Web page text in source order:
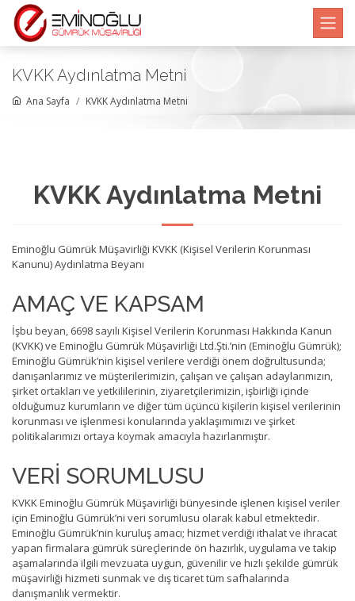
KVKK Aydınlatma Metni
Ana Sayfa KVKK Aydınlatma Metni
KVKK Aydınlatma Metni
Eminoğlu Gümrük Müşavirliği KVKK (Kişisel Verilerin Korunması
Kanunu) Aydınlatma Beyanı
AMAÇ VE KAPSAM
İşbu beyan, 6698 sayılı Kişisel Verilerin Korunması Hakkında Kanun
(KVKK) ve Eminoğlu Gümrük Müşavirliği Ltd.Şti.’nin (Eminoğlu Gümrük);
Eminoğlu Gümrük’nin kişisel verilere verdiği önem doğrultusunda;
danışanlarımız ve müşterilerimizin, çalışan ve çalışan adaylarımızın,
şirket ortakları ve yetkililerinin, ziyaretçilerimizin, işbirliği içinde
olduğumuz kurumların ve diğer tüm üçüncü kişilerin kişisel verilerinin
korunması ve işlenmesi konularında yaklaşımımızı ve şirket
politikalarımızı ortaya koymak amacıyla hazırlanmıştır.
VERİ SORUMLUSU
KVKK Eminoğlu Gümrük Müşavirliği bünyesinde işlenen kişisel veriler
için Eminoğlu Gümrük’ni veri sorumlusu olarak kabul etmektedir.
Eminoğlu Gümrük’nin kuruluş amacı; hizmet verdiği ithalat ve ihracat
yapan firmalara gümrük süreçlerinde ön hazırlık, uygulama ve takip
aşamalarında ilgili mevzuata uygun, güvenilir ve hızlı şekilde gümrük
müşavirliği hizmeti sunmak ve dış ticaret tüm safhalarında
danışmanlık vermektir.